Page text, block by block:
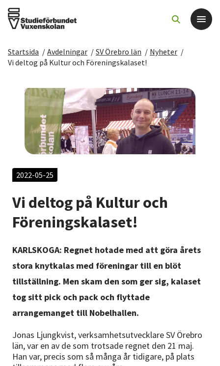
Det här gör vi
För dig som
Sök kurser och evenemang
Om SV
Starta studiecirkel
Cirkelledare
Nyheter
Avdelningar
Lyssna
Startsida / Avdelningar / SV Örebro län / Nyheter /
Vi deltog på Kultur och Föreningskalaset!
2022-05-25
Vi deltog på Kultur och
Föreningskalaset!
KARLSKOGA: Regnet hotade med att göra årets
stora knytkalas med föreningar till en blöt
tillställning. Men skam den som ger sig, kalaset
tog sitt pick och pack och flyttade
arrangemanget till Nobelhallen.
Jonas Ljungkvist, verksamhetsutvecklare SV Örebro
län, var en av de som trotsade regnet den 21 maj.
Han var, precis som så många år tidigare, på plats